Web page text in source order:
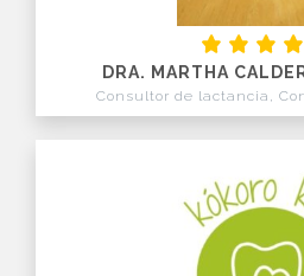
DRA. MARTHA
Consultor de lactancia,